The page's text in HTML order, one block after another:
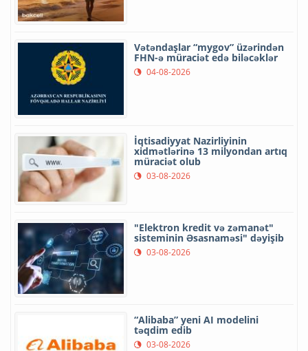
Vətəndaşlar “mygov” üzərindən
FHN-ə müraciət edə biləcəklər
04-08-2026
İqtisadiyyat Nazirliyinin
xidmətlərinə 13 milyondan artıq
müraciət olub
03-08-2026
"Elektron kredit və zəmanət"
sisteminin Əsasnaməsi" dəyişib
03-08-2026
“Alibaba” yeni AI modelini
təqdim edib
03-08-2026